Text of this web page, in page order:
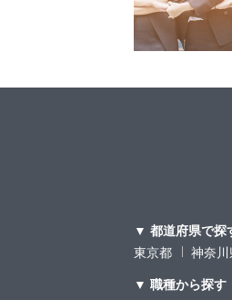
▼ 都道府県で探
東京都
神奈川
▼ 職種から探す